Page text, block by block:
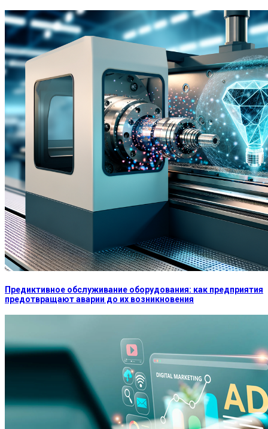
Предиктивное обслуживание оборудования: как предприятия
предотвращают аварии до их возникновения